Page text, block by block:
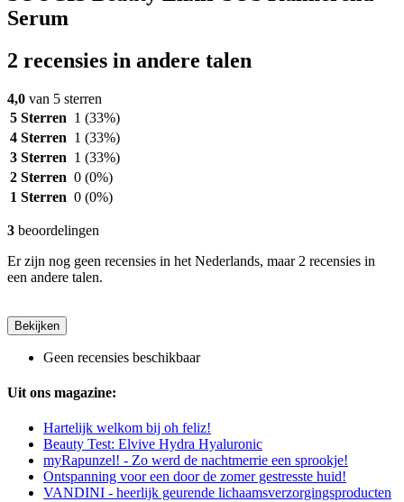
Serum
2 recensies in andere talen
4,0 van 5 sterren
5 Sterren 1 (33%)
4 Sterren 1 (33%)
3 Sterren 1 (33%)
2 Sterren 0 (0%)
1 Sterren 0 (0%)
3 beoordelingen
Er zijn nog geen recensies in het Nederlands, maar 2 recensies in
een andere talen.
Bekijken
Geen recensies beschikbaar
Uit ons magazine:
Hartelijk welkom bij oh feliz!
Beauty Test: Elvive Hydra Hyaluronic
myRapunzel! - Zo werd de nachtmerrie een sprookje!
Ontspanning voor een door de zomer gestresste huid!
VANDINI - heerlijk geurende lichaamsverzorgingsproducten